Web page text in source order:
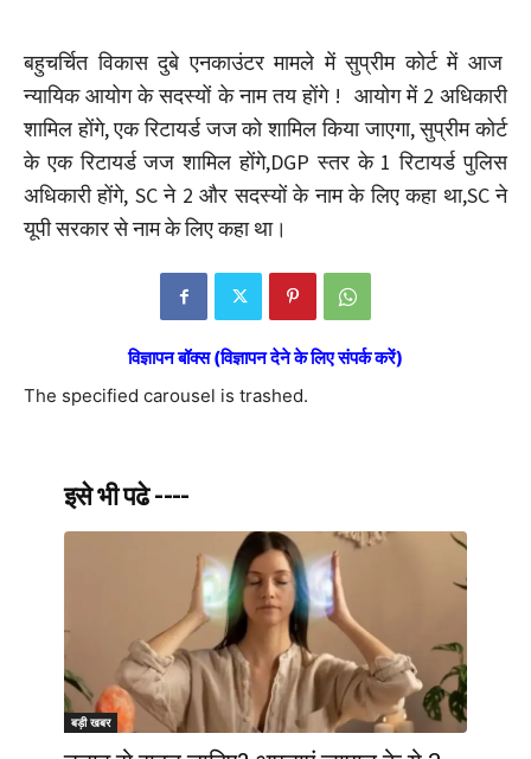
बहुचर्चित विकास दुबे एनकाउंटर मामले में सुप्रीम कोर्ट में आज
न्यायिक आयोग के सदस्यों के नाम तय होंगे ! आयोग में 2 अधिकारी
शामिल होंगे, एक रिटायर्ड जज को शामिल किया जाएगा, सुप्रीम कोर्ट
के एक रिटायर्ड जज शामिल होंगे,DGP स्तर के 1 रिटायर्ड पुलिस
अधिकारी होंगे, SC ने 2 और सदस्यों के नाम के लिए कहा था,SC ने
यूपी सरकार से नाम के लिए कहा था।
विज्ञापन बॉक्स (विज्ञापन देने के लिए संपर्क करें)
The specified carousel is trashed.
इसे भी पढे ----
बड़ी खबर